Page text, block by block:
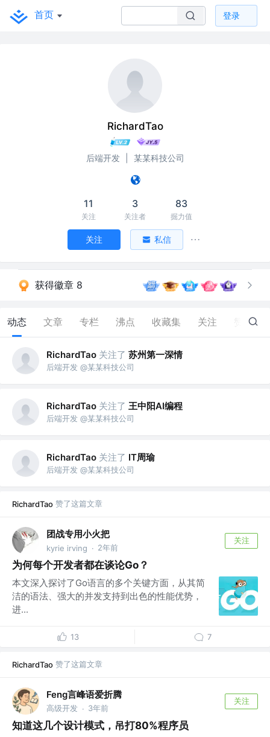
首页 登录
RichardTao
后端开发 某某科技公司
11
关注
3
关注者
83
掘力值
关注 私信
获得徽章 8
动态 文章 专栏 沸点 收藏集 关注 37
RichardTao 关注了 苏州第一深情
后端开发 @某某科技公司
RichardTao 关注了 王中阳AI编程
后端开发 @某某科技公司
RichardTao 关注了 IT周瑜
后端开发 @某某科技公司
RichardTao 赞了这篇文章
团战专用小火把
kyrie irving · 2年前
关注
为何每个开发者都在谈论Go？
本文深入探讨了Go语言的多个关键方面，从其简
洁的语法、强大的并发支持到出色的性能优势，
进...
13 7
RichardTao 赞了这篇文章
Feng言峰语爱折腾
高级开发 · 3年前
关注
知道这几个设计模式，吊打80%程序员